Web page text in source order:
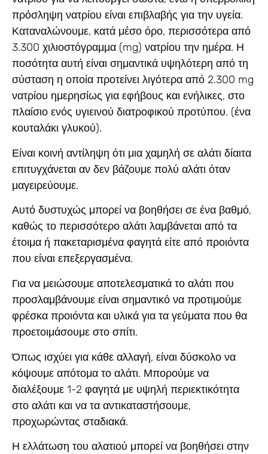
πρόσληψη νατρίου είναι επιβλαβής για την υγεία.
Καταναλώνουμε, κατά μέσο όρο, περισσότερα από
3.300 χιλιοστόγραμμα (mg) νατρίου την ημέρα. Η
ποσότητα αυτή είναι σημαντικά υψηλότερη από τη
σύσταση η οποία προτείνει λιγότερα από 2.300 mg
νατρίου ημερησίως για εφήβους και ενήλικες, στο
πλαίσιο ενός υγιεινού διατροφικού προτύπου. (ένα
κουταλάκι γλυκού).
Είναι κοινή αντίληψη ότι μια χαμηλή σε αλάτι δίαιτα
επιτυγχάνεται αν δεν βάζουμε πολύ αλάτι όταν
μαγειρεύουμε.
Αυτό δυστυχώς μπορεί να βοηθήσει σε ένα βαθμό,
καθώς το περισσότερο αλάτι λαμβάνεται από τα
έτοιμα ή πακεταρισμένα φαγητά είτε από προιόντα
που είναι επεξεργασμένα.
Για να μειώσουμε αποτελεσματικά το αλάτι που
προσλαμβάνουμε είναι σημαντικό να προτιμούμε
φρέσκα προιόντα και υλικά για τα γεύματα που θα
προετοιμάσουμε στο σπίτι.
Όπως ισχύει για κάθε αλλαγή, είναι δύσκολο να
κόψουμε απότομα το αλάτι. Μπορούμε να
διαλέξουμε 1-2 φαγητά με υψηλή περιεκτικότητα
στο αλάτι και να τα αντικαταστήσουμε,
προχωρώντας σταδιακά.
Η ελλάτωση του αλατιού μπορεί να βοηθήσει στην